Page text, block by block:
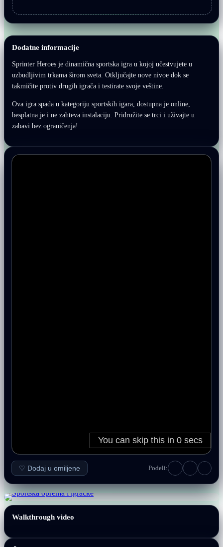
Dodatne informacije
Sprinter Heroes je dinamična sportska igra u kojoj učestvujete u
uzbudljivim trkama širom sveta. Otključajte nove nivoe dok se
takmičite protiv drugih igrača i testirate svoje veštine.
Ova igra spada u kategoriju sportskih igara, dostupna je online,
besplatna je i ne zahteva instalaciju. Pridružite se trci i uživajte u
zabavi bez ograničenja!
♡ Dodaj u omiljene Podeli:
Walkthrough video